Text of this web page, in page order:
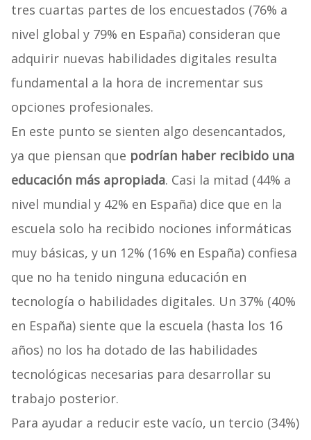
tres cuartas partes de los encuestados (76% a
nivel global y 79% en España) consideran que
adquirir nuevas habilidades digitales resulta
fundamental a la hora de incrementar sus
opciones profesionales.
En este punto se sienten algo desencantados,
ya que piensan que podrían haber recibido una
educación más apropiada. Casi la mitad (44% a
nivel mundial y 42% en España) dice que en la
escuela solo ha recibido nociones informáticas
muy básicas, y un 12% (16% en España) confiesa
que no ha tenido ninguna educación en
tecnología o habilidades digitales. Un 37% (40%
en España) siente que la escuela (hasta los 16
años) no los ha dotado de las habilidades
tecnológicas necesarias para desarrollar su
trabajo posterior.
Para ayudar a reducir este vacío, un tercio (34%)